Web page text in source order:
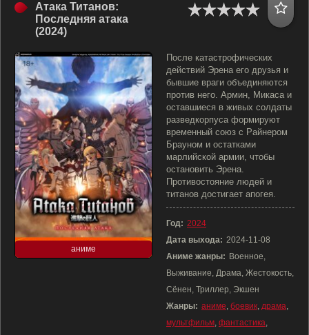
Атака Титанов:
Последняя атака
(2024)
аниме
После катастрофических
действий Эрена его друзья и
бывшие враги объединяются
против него. Армин, Микаса и
оставшиеся в живых солдаты
разведкорпуса формируют
временный союз с Райнером
Брауном и остатками
марлийской армии, чтобы
остановить Эрена.
Противостояние людей и
титанов достигает апогея.
Год: 2024
Дата выхода: 2024-11-08
Аниме жанры: Военное,
Выживание, Драма, Жестокость,
Сёнен, Триллер, Экшен
Жанры: аниме, боевик, драма,
мультфильм, фантастика,